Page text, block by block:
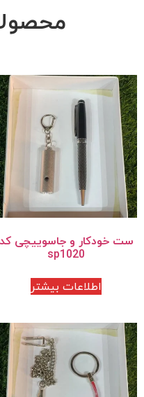
ست خودکار و جاسوییچی کد
sp1020
اطلاعات بیشتر